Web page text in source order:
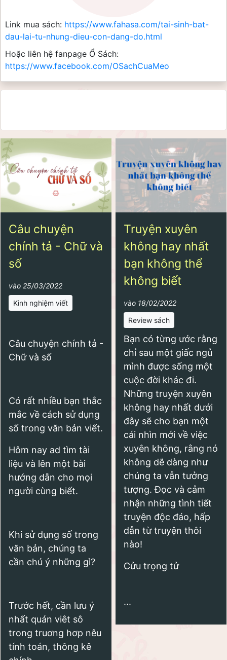
Link mua sách: https://www.fahasa.com/tai-sinh-bat-
dau-lai-tu-nhung-dieu-con-dang-do.html
Hoặc liên hệ fanpage Ổ Sách:
https://www.facebook.com/OSachCuaMeo
Câu chuyện
chính tả - Chữ và
số
vào 25/03/2022
Kinh nghiệm viết
Câu chuyện chính tả -
Chữ và số
Có rất nhiều bạn thắc
mắc về cách sử dụng
số trong văn bản viết.
Hôm nay ad tìm tài
liệu và lên một bài
hướng dẫn cho mọi
người cùng biết.
Khi sử dụng số trong
văn bản, chúng ta
cần chú ý những gì?
Trước hết, cần lưu ý
nhất quán viêt sô
trong truơng hơp nêu
tính toán, thông kê
Truyện xuyên
không hay nhất
bạn không thể
không biết
vào 18/02/2022
Review sách
Bạn có từng ước rằng
chỉ sau một giấc ngủ
mình được sống một
cuộc đời khác đi.
Những truyện xuyên
không hay nhất dưới
đây sẽ cho bạn một
cái nhìn mới về việc
xuyên không, rằng nó
không dễ dàng như
chúng ta vẫn tưởng
tượng. Đọc và cảm
nhận những tình tiết
truyện độc đáo, hấp
dẫn từ truyện thôi
nào!
Cửu trọng tử
...